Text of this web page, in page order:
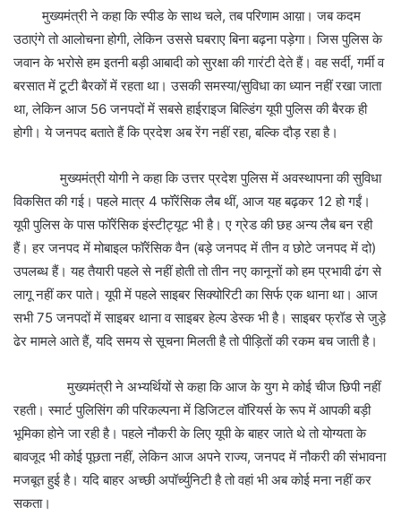
मुख्यमंत्री ने कहा कि स्पीड के साथ चले, तब परिणाम आय़ा। जब कदम
उठाएंगे तो आलोचना होगी, लेकिन उससे घबराए बिना बढ़ना पड़ेगा। जिस पुलिस के
जवान के भरोसे हम इतनी बड़ी आबादी को सुरक्षा की गारंटी देते हैं। वह सर्दी, गर्मी व
बरसात में टूटी बैरकों में रहता था। उसकी समस्या/सुविधा का ध्यान नहीं रखा जाता
था, लेकिन आज 56 जनपदों में सबसे हाईराइज बिल्डिंग यूपी पुलिस की बैरक ही
होगी। ये जनपद बताते हैं कि प्रदेश अब रेंग नहीं रहा, बल्कि दौड़ रहा है।
मुख्यमंत्री योगी ने कहा कि उत्तर प्रदेश पुलिस में अवस्थापना की सुविधा
विकसित की गई। पहले मात्र 4 फॉरेंसिक लैब थीं, आज यह बढ़कर 12 हो गईं।
यूपी पुलिस के पास फॉरेंसिक इंस्टीट्यूट भी है। ए ग्रेड की छह अन्य लैब बन रही
हैं। हर जनपद में मोबाइल फॉरेंसिक वैन (बड़े जनपद में तीन व छोटे जनपद में दो)
उपलब्ध हैं। यह तैयारी पहले से नहीं होती तो तीन नए कानूनों को हम प्रभावी ढंग से
लागू नहीं कर पाते। यूपी में पहले साइबर सिक्योरिटी का सिर्फ एक थाना था। आज
सभी 75 जनपदों में साइबर थाना व साइबर हेल्प डेस्क भी है। साइबर फ्रॉड से जुड़े
ढेर मामले आते हैं, यदि समय से सूचना मिलती है तो पीड़ितों की रकम बच जाती है।
मुख्यमंत्री ने अभ्यर्थियों से कहा कि आज के युग मे कोई चीज छिपी नहीं
रहती। स्मार्ट पुलिसिंग की परिकल्पना में डिजिटल वॉरियर्स के रूप में आपकी बड़ी
भूमिका होने जा रही है। पहले नौकरी के लिए यूपी के बाहर जाते थे तो योग्यता के
बावजूद भी कोई पूछता नहीं, लेकिन आज अपने राज्य, जनपद में नौकरी की संभावना
मजबूत हुई है। यदि बाहर अच्छी अपॉर्च्युनिटी है तो वहां भी अब कोई मना नहीं कर
सकता।